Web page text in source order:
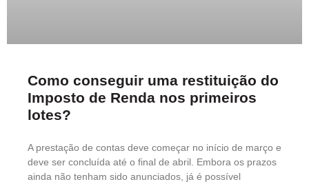
Como conseguir uma restituição do
Imposto de Renda nos primeiros
lotes?
A prestação de contas deve começar no início de março e
deve ser concluída até o final de abril. Embora os prazos
ainda não tenham sido anunciados, já é possível